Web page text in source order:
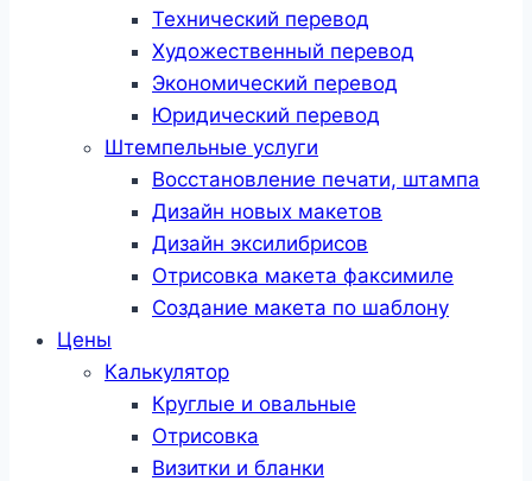
Технический перевод
Художественный перевод
Экономический перевод
Юридический перевод
Штемпельные услуги
Восстановление печати, штампа
Дизайн новых макетов
Дизайн эксилибрисов
Отрисовка макета факсимиле
Создание макета по шаблону
Цены
Калькулятор
Круглые и овальные
Отрисовка
Визитки и бланки